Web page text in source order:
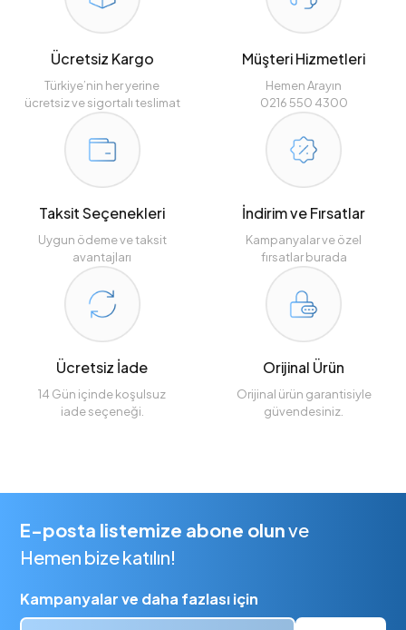
Ücretsiz Kargo
Türkiye’nin her yerine
ücretsiz ve sigortalı teslimat
Müşteri Hizmetleri
Hemen Arayın
0216 550 4300
Taksit Seçenekleri
Uygun ödeme ve taksit
avantajları
İndirim ve Fırsatlar
Kampanyalar ve özel
fırsatlar burada
Ücretsiz İade
14 Gün içinde koşulsuz
iade seçeneği.
Orijinal Ürün
Orijinal ürün garantisiyle
güvendesiniz.
E-posta listemize abone olunve
Hemen bize katılın!
Kampanyalar ve daha fazlası için